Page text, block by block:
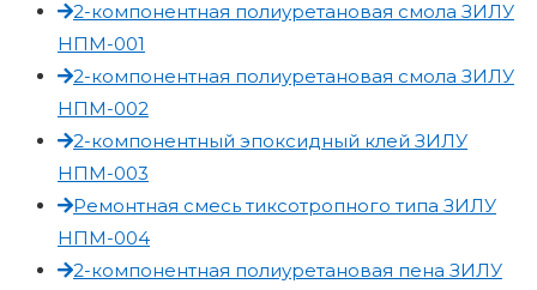
2-компонентная полиуретановая смола ЗИЛУ
НПМ-001
2-компонентная полиуретановая смола ЗИЛУ
НПМ-002
2-компонентный эпоксидный клей ЗИЛУ
НПМ-003
Ремонтная смесь тиксотропного типа ЗИЛУ
НПМ-004
2-компонентная полиуретановая пена ЗИЛУ